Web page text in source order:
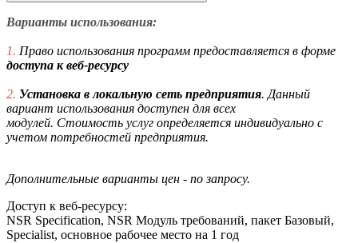
Варианты использования:
1. Право использования программ предоставляется в форме
доступа к веб-ресурсу
2. Установка в локальную сеть предприятия. Данный
вариант использования доступен для всех
модулей. Стоимость услуг определяется индивидуально с
учетом потребностей предприятия.
Дополнительные варианты цен - по запросу.
Доступ к веб-ресурсу:
NSR Specification, NSR Модуль требований, пакет Базовый,
Specialist, основное рабочее место на 1 год